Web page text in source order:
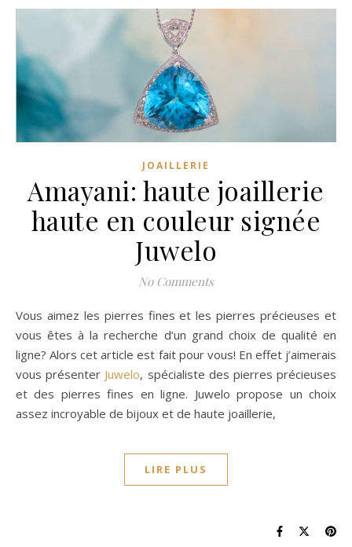
JOAILLERIE
Amayani: haute joaillerie
haute en couleur signée
Juwelo
No Comments
Vous aimez les pierres fines et les pierres précieuses et
vous êtes à la recherche d’un grand choix de qualité en
ligne? Alors cet article est fait pour vous! En effet j’aimerais
vous présenter Juwelo, spécialiste des pierres précieuses
et des pierres fines en ligne. Juwelo propose un choix
assez incroyable de bijoux et de haute joaillerie,
LIRE PLUS